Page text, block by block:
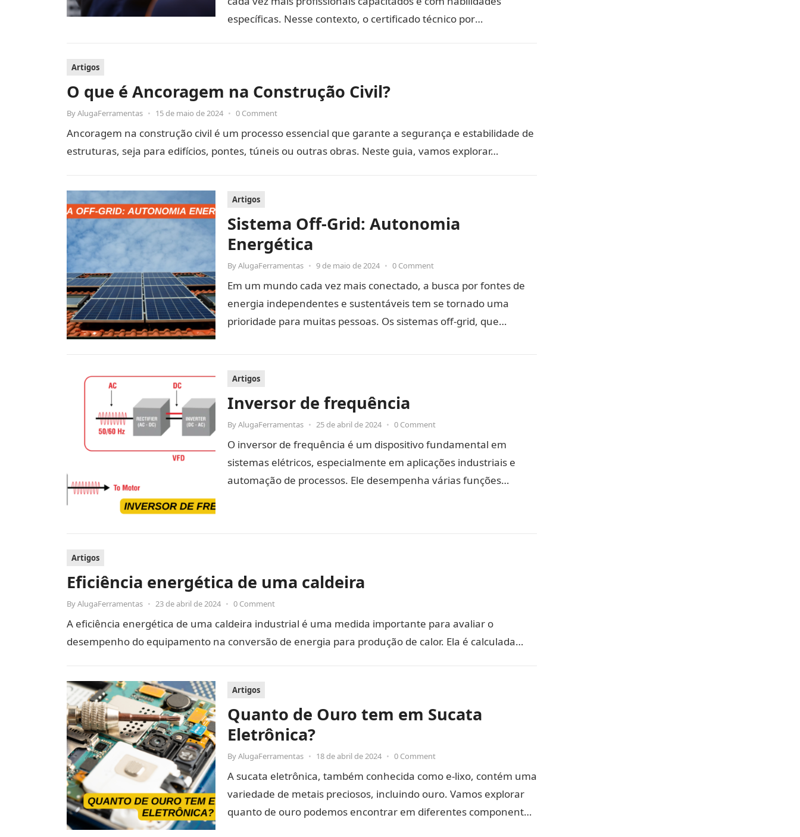
específicas. Nesse contexto, o certificado técnico por
Artigos
O que é Ancoragem na Construção Civil?
ByAlugaFerramentas • 15 de maio de 2024 • 0 Comment
Ancoragem na construção civil é um processo essencial que garante a segurança e estabilidade de
estruturas, seja para edifícios, pontes, túneis ou outras obras. Neste guia, vamos explorar…
Artigos
Sistema Off-Grid: Autonomia
Energética
ByAlugaFerramentas • 9 de maio de 2024 • 0 Comment
Em um mundo cada vez mais conectado, a busca por fontes de
energia independentes e sustentáveis tem se tornado uma
prioridade para muitas pessoas. Os sistemas off-grid, que…
Artigos
Inversor de frequência
ByAlugaFerramentas • 25 de abril de 2024 • 0 Comment
O inversor de frequência é um dispositivo fundamental em
sistemas elétricos, especialmente em aplicações industriais e
automação de processos. Ele desempenha várias funções
Artigos
Eficiência energética de uma caldeira
ByAlugaFerramentas • 23 de abril de 2024 • 0 Comment
A eficiência energética de uma caldeira industrial é uma medida importante para avaliar o
desempenho do equipamento na conversão de energia para produção de calor. Ela é calculada…
Artigos
Quanto de Ouro tem em Sucata
Eletrônica?
ByAlugaFerramentas • 18 de abril de 2024 • 0 Comment
A sucata eletrônica, também conhecida como e-lixo, contém uma
variedade de metais preciosos, incluindo ouro. Vamos explorar
quanto de ouro podemos encontrar em diferentes componentes